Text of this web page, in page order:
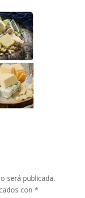
será publicada.
con *